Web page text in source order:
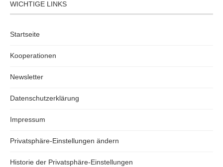
WICHTIGE LINKS
Startseite
Kooperationen
Newsletter
Datenschutzerklärung
Impressum
Privatsphäre-Einstellungen ändern
Historie der Privatsphäre-Einstellungen